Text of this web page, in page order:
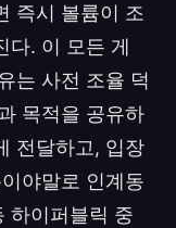
즉시 볼륨이 조
다. 이 모든 게
는 사전 조율 덕
목적을 공유하
전달하고, 입장
야말로 인계동
하이퍼블릭 중